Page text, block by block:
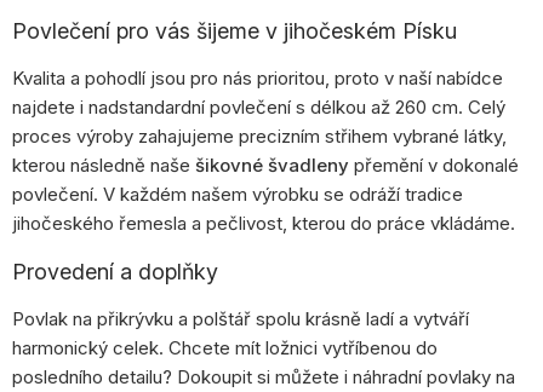
Povlečení pro vás šijeme v jihočeském Písku
Kvalita a pohodlí jsou pro nás prioritou, proto v naší nabídce
najdete i nadstandardní povlečení s délkou až 260 cm. Celý
proces výroby zahajujeme precizním střihem vybrané látky,
kterou následně naše šikovné švadleny přemění v dokonalé
povlečení. V každém našem výrobku se odráží tradice
jihočeského řemesla a pečlivost, kterou do práce vkládáme.
Provedení a doplňky
Povlak na přikrývku a polštář spolu krásně ladí a vytváří
harmonický celek. Chcete mít ložnici vytříbenou do
posledního detailu? Dokoupit si můžete i náhradní povlaky na